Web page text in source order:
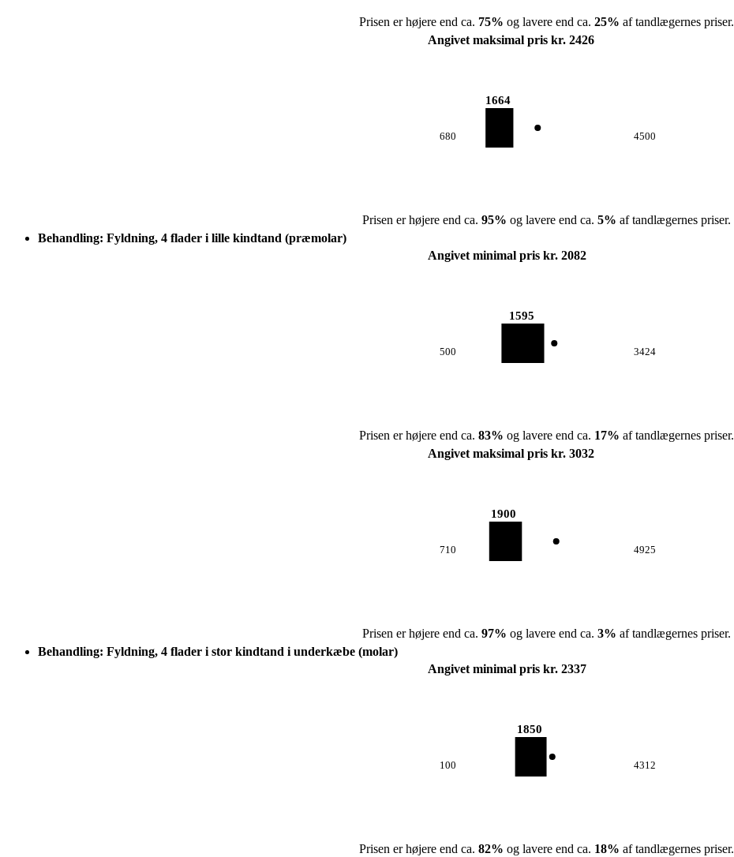
Prisen er højere end ca. 75% og lavere end ca. 25% af tandlægernes priser.
Angivet maksimal pris kr. 2426
680
1664
4500
Prisen er højere end ca. 95% og lavere end ca. 5% af tandlægernes priser.
Behandling: Fyldning, 4 flader i lille kindtand (præmolar)
Angivet minimal pris kr. 2082
500
1595
3424
Prisen er højere end ca. 83% og lavere end ca. 17% af tandlægernes priser.
Angivet maksimal pris kr. 3032
710
1900
4925
Prisen er højere end ca. 97% og lavere end ca. 3% af tandlægernes priser.
Behandling: Fyldning, 4 flader i stor kindtand i underkæbe (molar)
Angivet minimal pris kr. 2337
100
1850
4312
Prisen er højere end ca. 82% og lavere end ca. 18% af tandlægernes priser.